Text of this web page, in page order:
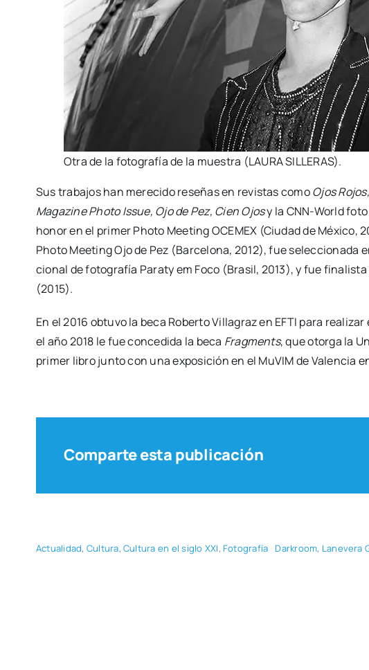
Otra de la foto­gra­fía de la mues­tra (LAURA SILLERAS).
Sus tra­ba­jos han mere­ci­do rese­ñas en revis­tas comoOjos
Maga­zi­ne Pho­to Issue, Ojo de Pez, Cien Ojosy la CNN-World
honor en el pri­mer Pho­to Mee­ting OCEMEX (Ciu­dad de Méxi­co,
Pho­to Mee­ting Ojo de Pez (Bar­ce­lo­na, 2012), fue
cio­nal de foto­gra­fía Paraty em Foco (Bra­sil, 2013), y fue
(2015).
En el 2016 obtu­vo la beca Rober­to Villa­graz en EFTI para
el año 2018 le fue con­ce­di­da la beca Frag­ments, que otor­ga la
pri­mer libro jun­to con una expo­si­ción en el MuVIM de Valen­cia
Comparte esta publicación
Actua­li­dad, Cul­tu­ra, Cul­tu­ra en el siglo XXI, Foto­gra­fía Dar­kroom, Lane­ve­ra